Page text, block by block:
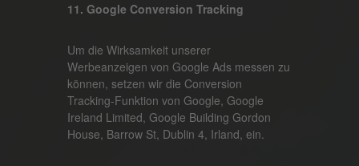
11. Google Conversion Tracking
Um die Wirksamkeit unserer
Werbeanzeigen von Google Ads messen zu
können, setzen wir die Conversion
Tracking-Funktion von Google, Google
Ireland Limited, Google Building Gordon
House, Barrow St, Dublin 4, Irland, ein.